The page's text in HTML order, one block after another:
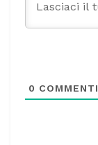
0 COMMENTI